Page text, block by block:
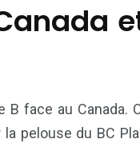
face au Canada.
pelouse du BC